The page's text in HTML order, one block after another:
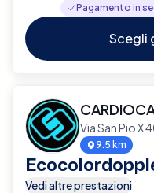
Pagamento in
Scegli
Via San Pio X
9.5 km
Vedi altre prestazioni